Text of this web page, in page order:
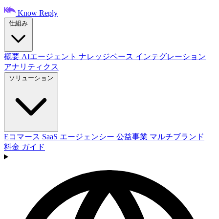
Know Reply
概要 AIエージェント ナレッジベース インテグレーション
アナリティクス
Eコマース SaaS エージェンシー 公益事業 マルチブランド
料金 ガイド